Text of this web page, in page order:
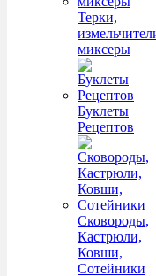
Терки,
миксеры
Буклеты
Рецептов
Сковороды,
Кастрюли,
Ковши,
Сотейники